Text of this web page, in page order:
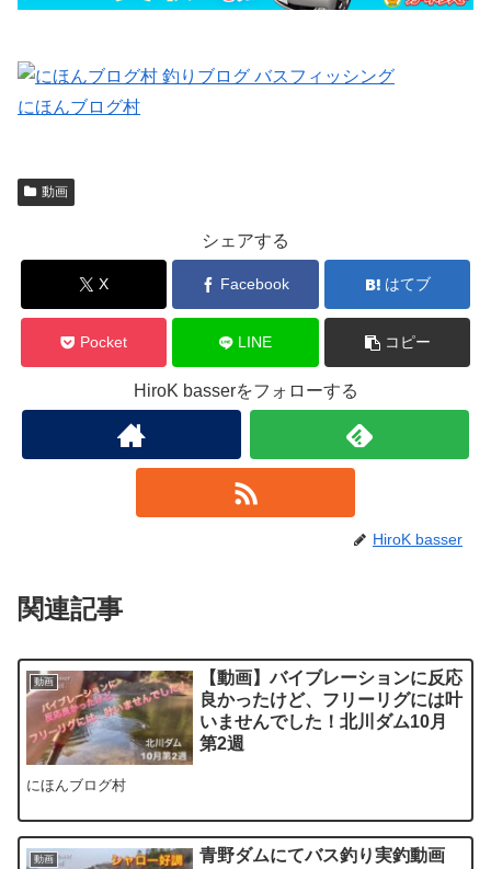
にほんブログ村
動画
シェアする
X Facebook はてブ
Pocket LINE コピー
HiroK basserをフォローする
HiroK basser
関連記事
動画
【動画】バイブレーションに反応
良かったけど、フリーリグには叶
いませんでした！北川ダム10月
第2週
にほんブログ村
動画
青野ダムにてバス釣り実釣動画